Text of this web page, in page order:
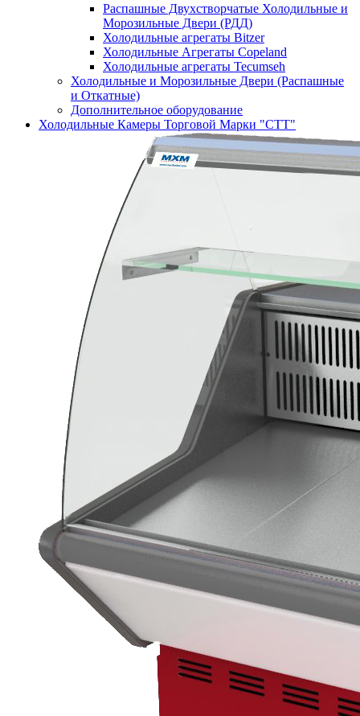
Распашные Двухстворчатые Холодильные и
Морозильные Двери (РДД)
Холодильные агрегаты Bitzer
Холодильные Агрегаты Copeland
Холодильные агрегаты Tecumseh
Холодильные и Морозильные Двери (Распашные
и Откатные)
Дополнительное оборудование
Холодильные Камеры Торговой Марки "СТТ"